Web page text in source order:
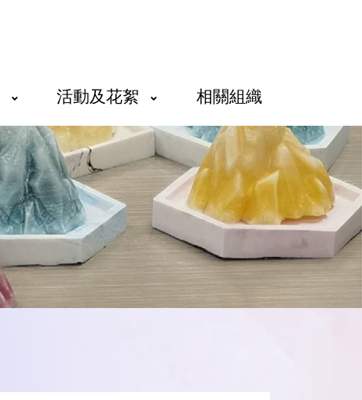
活動及花絮 相關組織